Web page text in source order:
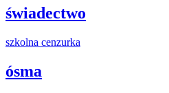
świadectwo
szkolna cenzurka
ósma